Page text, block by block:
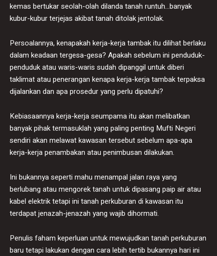
kemas bertukar seolah-olah dilanda tanah runtuh…banyak
kubur-kubur terjejas akibat tanah ditolak jentolak.
Persoalannya, kenapakah kerja-kerja tambak itu dilihat berlaku
dalam keadaan tergesa-gesa? Apakah sebelum ini penduduk-
penduduk atau waris-waris sudah dipanggil untuk diberi
taklimat atau penerangan kenapa kerja-kerja tambak terpaksa
dijalankan dan apa prosedur yang perlu dipatuhi?
Kebiasaannya kerja-kerja seumpama itu akan melibatkan
banyak pihak termasuklah yang paling penting Mufti Negeri
sendiri akan melawat kawasan tersebut sebelum apa-apa
kerja-kerja penambakan atau penimbusan dilakukan.
Ini bukannya seperti mahu menampal jalan raya yang
berlubang atau mengorek tanah untuk dipasang paip air atau
kabel elektrik tetapi ini tanah perkuburan di kawasan itu
terdapat jenazah-jenazah yang wajib dihormati.
Penulis faham keperluan untuk mewujudkan tanah perkuburan
baru tetapi lakukan dengan cara lebih tertib bukannya hari ini